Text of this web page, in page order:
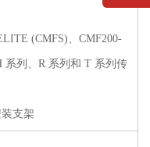
(CMFS)、CMF200-
系列、R 系列和 T 系列传
支架